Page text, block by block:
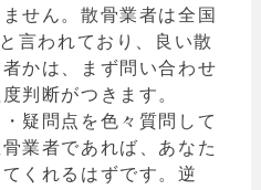
せん。散骨業者は全国
言われており、良い散
かは、まず問い合わせ
判断がつきます。
疑問点を色々質問して
業者であれば、あなた
くれるはずです。逆